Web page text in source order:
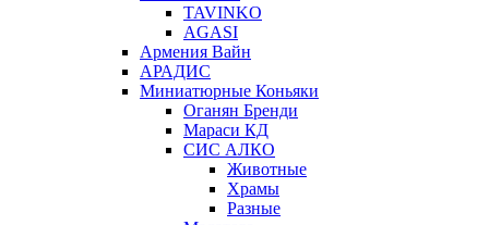
TAVINKO
AGASI
Армения Вайн
АРАДИС
Миниатюрные Коньяки
Оганян Бренди
Мараси КД
СИС АЛКО
Животные
Храмы
Разные